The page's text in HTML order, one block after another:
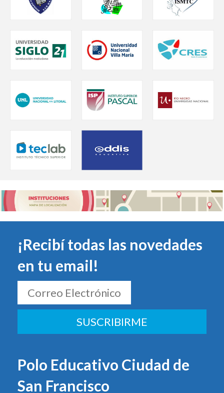
¡Recibí todas las novedades
en tu email!
SUSCRIBIRME
Polo Educativo Ciudad de
San Francisco